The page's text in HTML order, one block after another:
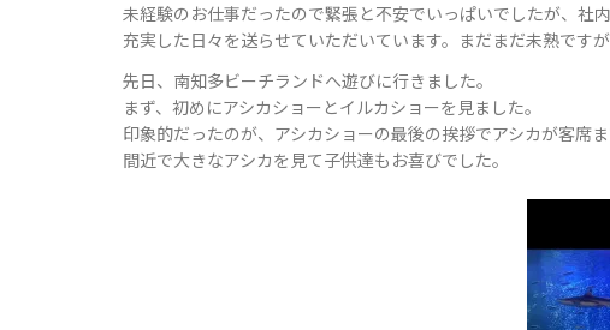
未経験のお仕事だったので緊張と不安でいっぱいでしたが、社
充実した日々を送らせていただいています。まだまだ未熟です
先日、南知多ビーチランドへ遊びに行きました。
まず、初めにアシカショーとイルカショーを見ました。
印象的だったのが、アシカショーの最後の挨拶でアシカが客席
間近で大きなアシカを見て子供達もお喜びでした。